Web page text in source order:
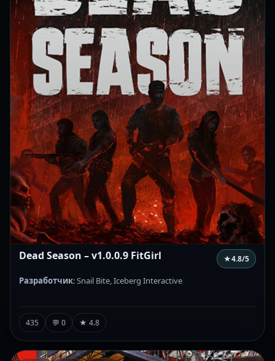
Dead Season – v1.0.0.9 FitGirl ★4.8/5
Разработчик: Snail Bite, Iceberg Interactive
435 💬 0 ★ 4.8